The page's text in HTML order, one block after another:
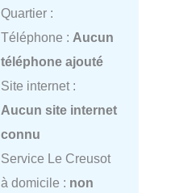
Quartier :
Téléphone : Aucun
téléphone ajouté
Site internet :
Aucun site internet
connu
Service Le Creusot
à domicile : non